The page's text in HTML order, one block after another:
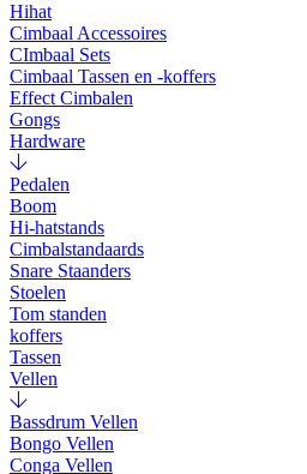
Hihat
Cimbaal Accessoires
CImbaal Sets
Cimbaal Tassen en -koffers
Effect Cimbalen
Gongs
Hardware
Pedalen
Boom
Hi-hatstands
Cimbalstandaards
Snare Staanders
Stoelen
Tom standen
koffers
Tassen
Vellen
Bassdrum Vellen
Bongo Vellen
Conga Vellen